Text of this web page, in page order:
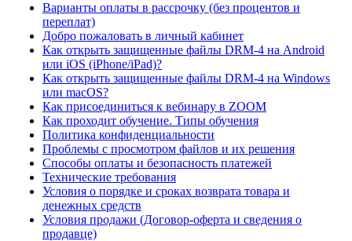
Варианты оплаты в рассрочку (без процентов и
переплат)
Добро пожаловать в личный кабинет
Как открыть защищенные файлы DRM-4 на Android
или iOS (iPhone/iPad)?
Как открыть защищенные файлы DRM-4 на Windows
или macOS?
Как присоединиться к вебинару в ZOOM
Как проходит обучение. Типы обучения
Политика конфиденциальности
Проблемы с просмотром файлов и их решения
Способы оплаты и безопасность платежей
Технические требования
Условия о порядке и сроках возврата товара и
денежных средств
Условия продажи (Договор-оферта и сведения о
продавце)